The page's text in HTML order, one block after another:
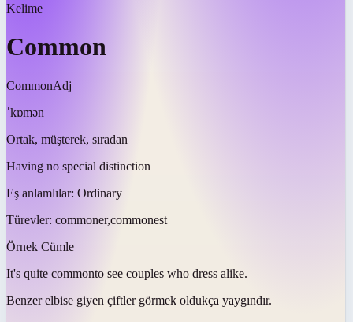
Kelime
Common
CommonAdj
ˈkɒmən
Ortak, müşterek, sıradan
Having no special distinction
Eş anlamlılar: Ordinary
Türevler: commoner,commonest
Örnek Cümle
It's quite commonto see couples who dress alike.
Benzer elbise giyen çiftler görmek oldukça yaygındır.